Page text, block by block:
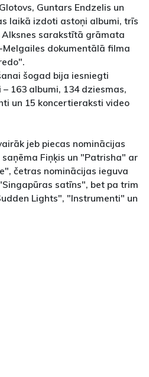
Guntars Endzelis un
laikā izdoti astoņi albumi, trīs
sarakstītā grāmata
dokumentālā filma
šogad bija iesniegti
163 albumi, 134 dziesmas,
un 15 koncertieraksti video
jeb piecas nominācijas
Fiņķis un "Patrisha" ar
četras nominācijas ieguva
satīns", bet pa trim
Lights", "Instrumenti" un